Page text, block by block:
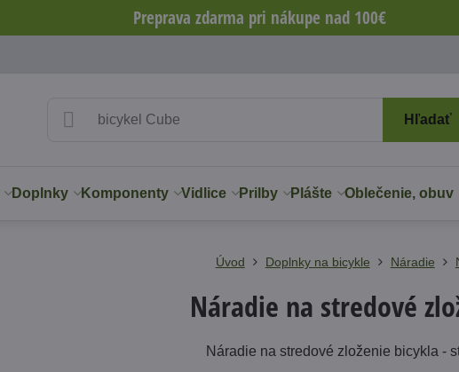
Preprava zdarma pri nákupe nad 100€
Hľadať
Doplnky Komponenty Vidlice Prilby Plášte Oblečenie, obuv
Úvod Doplnky na bicykle Náradie
Náradie na stredové
Náradie na stredové zloženie bicykla -